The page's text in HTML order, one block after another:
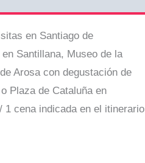
en Santiago de
Santillana, Museo de la
Arosa con degustación de
Plaza de Cataluña en
1 cena indicada en el itinerario